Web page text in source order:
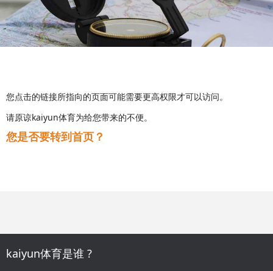
您点击的链接所指向的页面可能需要更高权限才可以访问。
请原谅kaiyun体育为给您带来的不便。
您是否要转到首页？
kaiyun体育是谁 ?